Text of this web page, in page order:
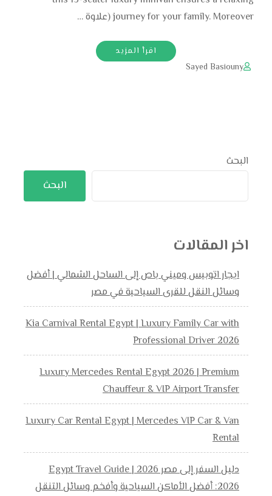
journey for your family. Moreover (علاوة …
اقرأ المزيد
Sayed Basiouny
البحث
البحث
اخر المقالات
ايجار اتوبيس وميني باص إلى الساحل الشمالي | أفضل
وسائل النقل للقرى السياحية في مصر
Kia Carnival Rental Egypt | Luxury Family Car with
Professional Driver 2026
Luxury Mercedes Rental Egypt 2026 | Premium
Chauffeur & VIP Airport Transfer
Luxury Car Rental Egypt | Mercedes VIP Car & Van
Rental
دليل السفر إلى مصر 2026 | Egypt Travel Guide
2026: أفضل الأماكن السياحية وأفخم وسائل التنقل